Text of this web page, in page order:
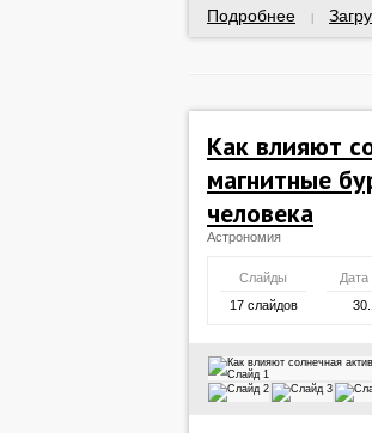
Подробнее
Как влияют
магнитные
человека
Астрономия
Слайды
Дата
17 слайдов